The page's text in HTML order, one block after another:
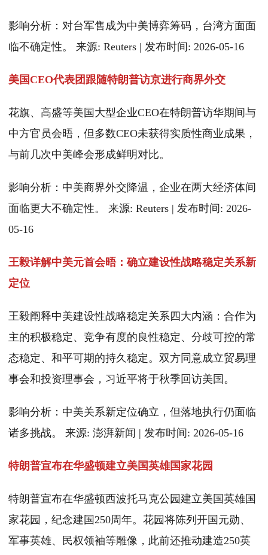
影响分析：对台军售成为中美博弈筹码，台湾方面面
临不确定性。 来源: Reuters | 发布时间: 2026-05-16
美国CEO代表团跟随特朗普访京进行商界外交
花旗、高盛等美国大型企业CEO在特朗普访华期间与
中方官员会晤，但多数CEO未获得实质性商业成果，
与前几次中美峰会形成鲜明对比。
影响分析：中美商界外交降温，企业在两大经济体间
面临更大不确定性。 来源: Reuters | 发布时间: 2026-
05-16
王毅详解中美元首会晤：确立建设性战略稳定关系新
定位
王毅阐释中美建设性战略稳定关系四大内涵：合作为
主的积极稳定、竞争有度的良性稳定、分歧可控的常
态稳定、和平可期的持久稳定。双方同意成立贸易理
事会和投资理事会，习近平将于秋季回访美国。
影响分析：中美关系新定位确立，但落地执行仍面临
诸多挑战。 来源: 澎湃新闻 | 发布时间: 2026-05-16
特朗普宣布在华盛顿建立美国英雄国家花园
特朗普宣布在华盛顿西波托马克公园建立美国英雄国
家花园，纪念建国250周年。花园将陈列开国元勋、
军事英雄、民权领袖等雕像，此前还推动建造250英